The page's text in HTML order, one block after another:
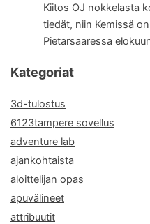
Kiitos OJ nokkelasta
tiedät, niin Kemissä
Pietarsaaressa
Kategoriat
3d-tulostus
6123tampere sovellus
adventure lab
ajankohtaista
aloittelijan opas
apuvälineet
attribuutit